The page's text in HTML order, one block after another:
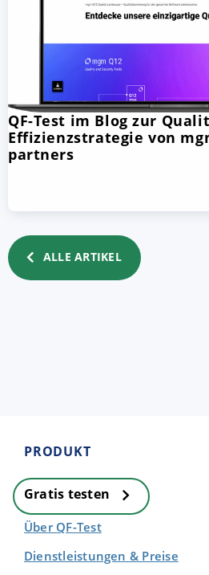
QF-Test im Blog zur
Effizienzstrategie von
partners
ALLE ARTIKEL
PRODUKT
Gratis testen
Über QF-Test
Dienstleistungen & Preise